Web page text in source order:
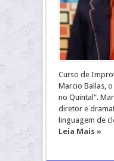
Curso de
Marcio Ballas,
no Quintal".
diretor e
linguagem de
Leia Mais »